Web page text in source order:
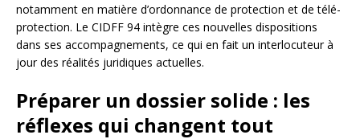
notamment en matière d’ordonnance de protection et de télé-
protection. Le CIDFF 94 intègre ces nouvelles dispositions
dans ses accompagnements, ce qui en fait un interlocuteur à
jour des réalités juridiques actuelles.
Préparer un dossier solide : les
réflexes qui changent tout